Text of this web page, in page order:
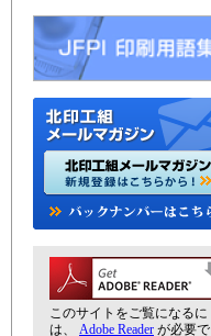
このサイトをご覧になるに
は、 Adobe Reader が必要で